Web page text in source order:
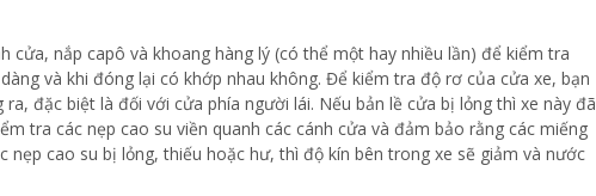
cửa, nắp capô và khoang hàng lý (có thể một hay nhiều lần) để kiểm tra
và khi đóng lại có khớp nhau không. Để kiểm tra độ rơ của cửa xe, bạn
đặc biệt là đối với cửa phía người lái. Nếu bản lề cửa bị lỏng thì xe này đã
tra các nẹp cao su viền quanh các cánh cửa và đảm bảo rằng các miếng
nẹp cao su bị lỏng, thiếu hoặc hư, thì độ kín bên trong xe sẽ giảm và nước